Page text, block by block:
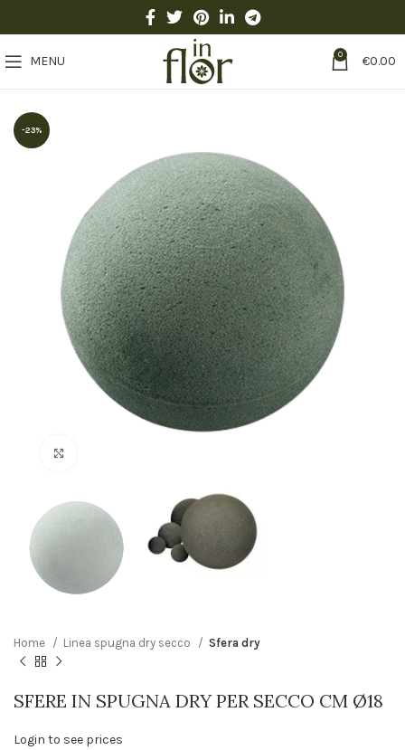
MENU 0 €0.00
-23%
Home Linea spugna dry secco Sfera dry
SFERE IN SPUGNA DRY PER SECCO CM Ø18
Login to see prices